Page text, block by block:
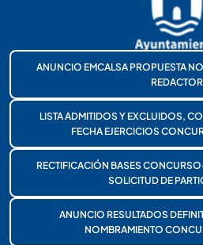
ANUNCIO EMCALSA PROPUESTA
REDACTOR
LISTA ADMITIDOS Y EXCLUIDOS,
FECHA EJERCICIOS
RECTIFICACIÓN BASES
SOLICITUD DE
ANUNCIO RESULTADOS
NOMBRAMIENTO